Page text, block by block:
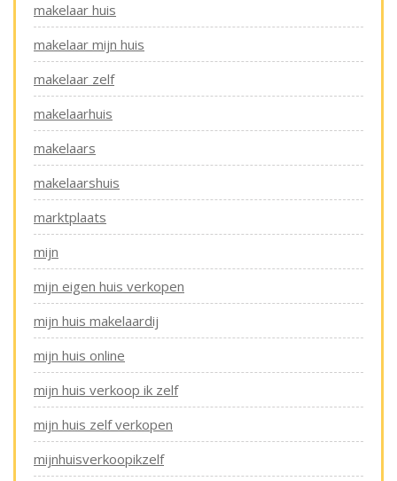
makelaar huis
makelaar mijn huis
makelaar zelf
makelaarhuis
makelaars
makelaarshuis
marktplaats
mijn
mijn eigen huis verkopen
mijn huis makelaardij
mijn huis online
mijn huis verkoop ik zelf
mijn huis zelf verkopen
mijnhuisverkoopikzelf